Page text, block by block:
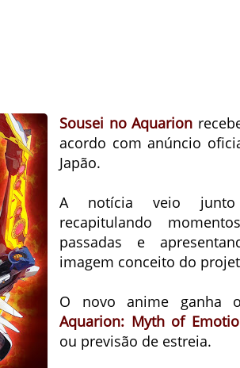
Sousei no Aquarion
acordo com anúncio
Japão.
A notícia veio
recapitulando
passadas e
imagem conceito do
O novo anime ganha
Aquarion: Myth of
ou previsão de estreia.